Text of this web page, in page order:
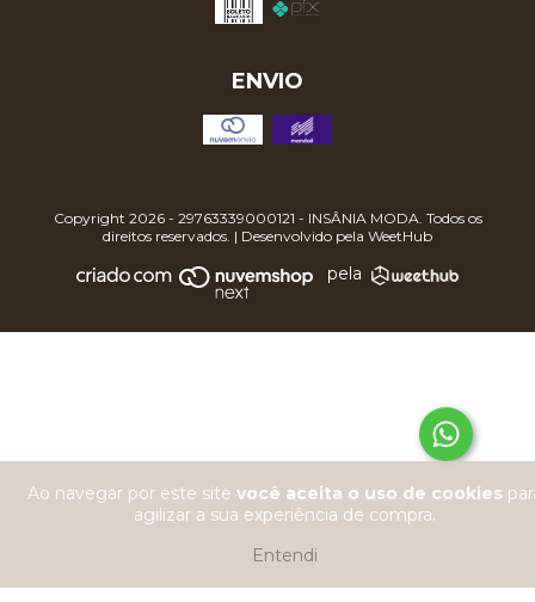
Ao navegar por este site você aceita o uso de cookies
agilizar a sua experiência de compra.
Entendi
ENVIO
Copyright 2026 - 29763339000121 - INSÂNIA MODA. Todos os
direitos reservados. | Desenvolvido pela WeetHub
pela